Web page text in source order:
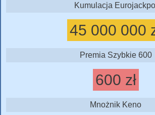
Kumulacja
45 000 000
Premia Szybkie 600
600 zł
Mnożnik Keno